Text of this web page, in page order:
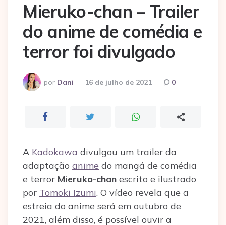
Mieruko-chan – Trailer
do anime de comédia e
terror foi divulgado
Postado
por
por Dani 16 de julho de 2021 0
A Kadokawa divulgou um trailer da
adaptação anime do mangá de comédia
e terror Mieruko-chan escrito e ilustrado
por Tomoki Izumi. O vídeo revela que a
estreia do anime será em outubro de
2021, além disso, é possível ouvir a